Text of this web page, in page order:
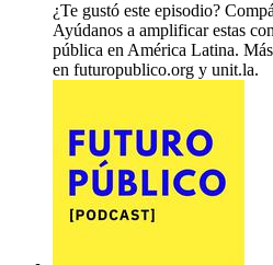
¿Te gustó este episodio?
Ayúdanos a amplificar estas
pública en América Latina.
en futuropublico.org y unit.la.